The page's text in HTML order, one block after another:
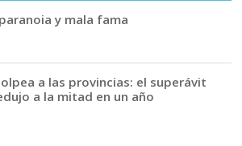
y mala fama
a las provincias: el superávit
a la mitad en un año